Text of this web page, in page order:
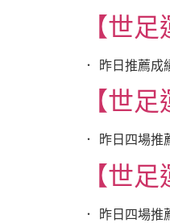
【世
． 昨日推薦
【世
． 昨日四場
【世
． 昨日四場